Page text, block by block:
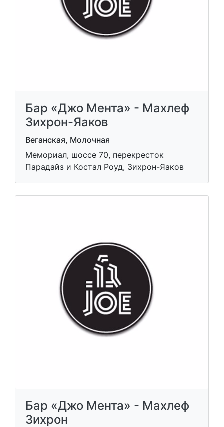
Бар «Джо Мента» - Махлеф
Зихрон-Яаков
Веганская, Молочная
Мемориал, шоссе 70, перекресток
Парадайз и Костал Роуд, Зихрон-Яаков
Бар «Джо Мента» - Махлеф
Зихрон